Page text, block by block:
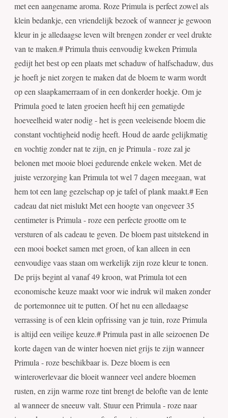
met een aangename aroma. Roze Primula is perfect zowel als
klein bedankje, een vriendelijk bezoek of wanneer je gewoon
kleur in je alledaagse leven wilt brengen zonder er veel drukte
van te maken.# Primula thuis eenvoudig kweken Primula
gedijt het best op een plaats met schaduw of halfschaduw, dus
je hoeft je niet zorgen te maken dat de bloem te warm wordt
op een slaapkamerraam of in een donkerder hoekje. Om je
Primula goed te laten groeien heeft hij een gematigde
hoeveelheid water nodig - het is geen veeleisende bloem die
constant vochtigheid nodig heeft. Houd de aarde gelijkmatig
en vochtig zonder nat te zijn, en je Primula - roze zal je
belonen met mooie bloei gedurende enkele weken. Met de
juiste verzorging kan Primula tot wel 7 dagen meegaan, wat
hem tot een lang gezelschap op je tafel of plank maakt.# Een
cadeau dat niet mislukt Met een hoogte van ongeveer 35
centimeter is Primula - roze een perfecte grootte om te
versturen of als cadeau te geven. De bloem past uitstekend in
een mooi boeket samen met groen, of kan alleen in een
eenvoudige vaas staan om werkelijk zijn roze kleur te tonen.
De prijs begint al vanaf 49 kroon, wat Primula tot een
economische keuze maakt voor wie indruk wil maken zonder
de portemonnee uit te putten. Of het nu een alledaagse
verrassing is of een klein opfrissing van je tuin, roze Primula
is altijd een veilige keuze.# Primula past in alle seizoenen De
korte dagen van de winter hoeven niet grijs te zijn wanneer
Primula - roze beschikbaar is. Deze bloem is een
winteroverlevaar die bloeit wanneer veel andere bloemen
rusten, en zijn warme roze tint brengt de belofte van de lente
al wanneer de sneeuw valt. Stuur een Primula - roze naar